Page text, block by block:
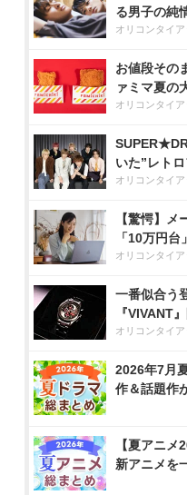
る男子の純
オリコンタイ
お値段その
ァミマ夏の
オリコンタイ
いた”レト
オリコンタイ
【驚愕】メ
「10万円
オリコンタイ
一番似合う
『VIVANT
オリコンタイ
2026年7月
作＆話題作
【夏アニ
新アニメを